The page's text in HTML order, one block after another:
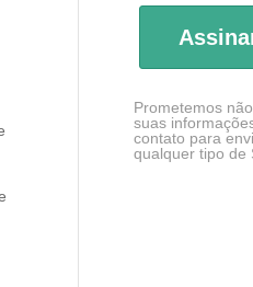
Prometemos
suas
contato para
qualquer tipo de